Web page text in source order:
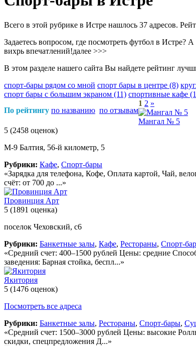
Всего в этой рубрике в Истре нашлось 37 адресов.
Задаетесь вопросом, где посмотреть футбол в Истре?
вихрь впечатлений!далее >>>
В этом разделе нашего сайта Вы найдете рейтинг
спорт-бары рядом со мной спорт бары в центре (8)
спорт бары с большим экраном (11) спортивные кафе
По рейтингу по названию по отзывам
1 2 »
Мангал № 5
5 (2458 оценок)
М-9 Балтия, 56-й километр, 5
Рубрики: Кафе, Спорт-бары
«Зарядка для телефона, Кофе, Оплата картой, Чай,
счёт: от 700 до ...»
Провинция Арт
5 (1891 оценка)
поселок Чеховский, с6
Рубрики: Банкетные залы, Кафе, Рестораны, Спорт-
«Средний счет: 400–1500 рублей Цены: средние
заведения: Барная стойка, беспл...»
Якитория
5 (1476 оценок)
Посмотреть все адреса
Рубрики: Банкетные залы, Рестораны, Спорт-бары,
«Средний счет: 1500–3000 рублей Цены: высокие
скидки, спецпредложения Д...»